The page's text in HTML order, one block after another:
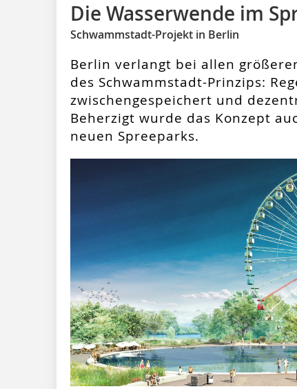
Die Wasserwende im
Schwammstadt-Projekt in Berlin
Berlin verlangt bei allen
des Schwammstadt-Prinzips:
zwischengespeichert und
Beherzigt wurde das Konzept
neuen Spreeparks.